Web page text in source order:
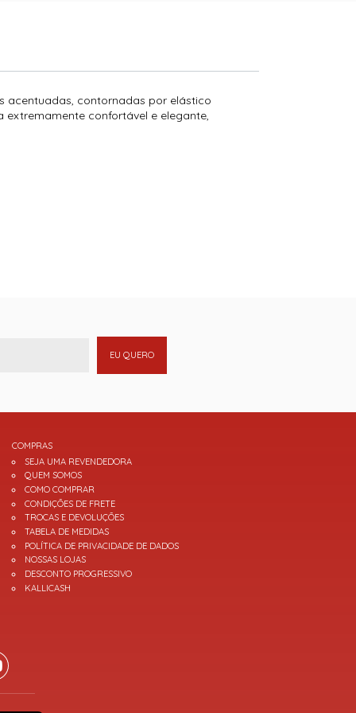
acentuadas, contornadas por elástico
confortável e elegante,
EU QUERO
COMPRAS
SEJA UMA REVENDEDORA
QUEM SOMOS
COMO COMPRAR
CONDIÇÕES DE FRETE
TROCAS E DEVOLUÇÕES
TABELA DE MEDIDAS
POLÍTICA DE PRIVACIDADE DE DADOS
NOSSAS LOJAS
DESCONTO PROGRESSIVO
KALLICASH